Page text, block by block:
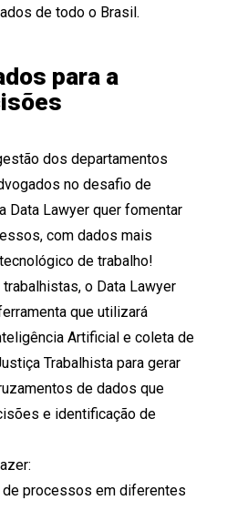
de todo o Brasil.
para a
dos departamentos
no desafio de
Data Lawyer quer fomentar
com dados mais
de trabalho!
o Data Lawyer
que utilizará
Artificial e coleta de
Trabalhista para gerar
de dados que
e identificação de
de processos em diferentes